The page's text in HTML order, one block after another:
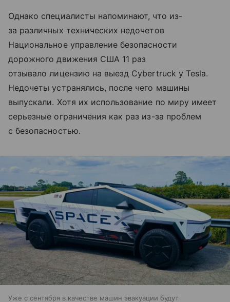
Однако специалисты напоминают, что из-
за различных технических недочетов
Национальное управление безопасности
дорожного движения США 11 раз
отзывало лицензию на выезд Cybertruck у Tesla.
Недочеты устранялись, после чего машины
выпускали. Хотя их использование по миру имеет
серьезные ограничения как раз из-за проблем
с безопасностью.
Уже с сентября в качестве машин эвакуации будут